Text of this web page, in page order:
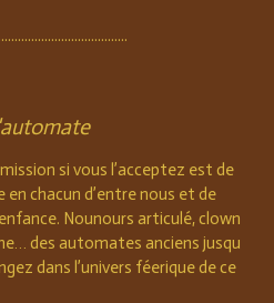
si vous l’acceptez est de
en chacun d’entre nous et de
Nounours articulé, clown
des automates anciens jusqu
dans l’univers féerique de ce